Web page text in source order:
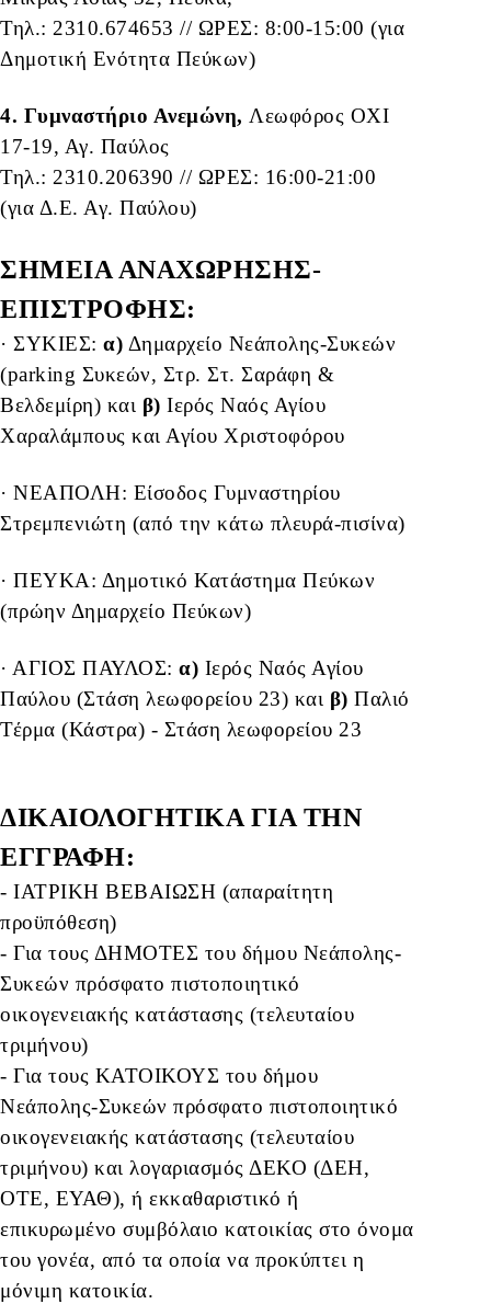
Τηλ.: 2310.674653 // ΩΡΕΣ: 8:00-15:00 (για
Δημοτική Ενότητα Πεύκων)
4. Γυμναστήριο Ανεμώνη, Λεωφόρος ΟΧΙ
17-19, Αγ. Παύλος
Τηλ.: 2310.206390 // ΩΡΕΣ: 16:00-21:00
(για Δ.Ε. Αγ. Παύλου)
ΣΗΜΕΙΑ ΑΝΑΧΩΡΗΣΗΣ-
ΕΠΙΣΤΡΟΦΗΣ:
· ΣΥΚΙΕΣ: α) Δημαρχείο Νεάπολης-Συκεών
(parking Συκεών, Στρ. Στ. Σαράφη &
Βελδεμίρη) και β) Ιερός Ναός Αγίου
Χαραλάμπους και Αγίου Χριστοφόρου
· ΝΕΑΠΟΛΗ: Είσοδος Γυμναστηρίου
Στρεμπενιώτη (από την κάτω πλευρά-πισίνα)
· ΠΕΥΚΑ: Δημοτικό Κατάστημα Πεύκων
(πρώην Δημαρχείο Πεύκων)
· ΑΓΙΟΣ ΠΑΥΛΟΣ: α) Ιερός Ναός Αγίου
Παύλου (Στάση λεωφορείου 23) και β) Παλιό
Τέρμα (Κάστρα) - Στάση λεωφορείου 23
ΔΙΚΑΙΟΛΟΓΗΤΙΚΑ ΓΙΑ ΤΗΝ
ΕΓΓΡΑΦΗ:
- ΙΑΤΡΙΚΗ ΒΕΒΑΙΩΣΗ (απαραίτητη
προϋπόθεση)
- Για τους ΔΗΜΟΤΕΣ του δήμου Νεάπολης-
Συκεών πρόσφατο πιστοποιητικό
οικογενειακής κατάστασης (τελευταίου
τριμήνου)
- Για τους ΚΑΤΟΙΚΟΥΣ του δήμου
Νεάπολης-Συκεών πρόσφατο πιστοποιητικό
οικογενειακής κατάστασης (τελευταίου
τριμήνου) και λογαριασμός ΔΕΚΟ (ΔΕΗ,
ΟΤΕ, ΕΥΑΘ), ή εκκαθαριστικό ή
επικυρωμένο συμβόλαιο κατοικίας στο όνομα
του γονέα, από τα οποία να προκύπτει η
μόνιμη κατοικία.